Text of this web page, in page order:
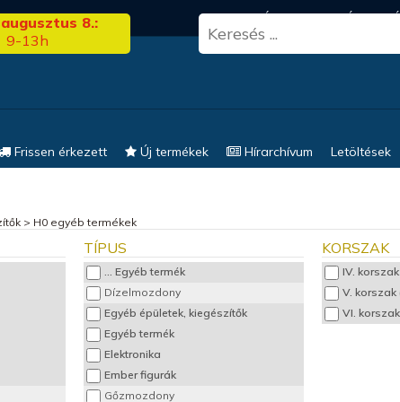
FRISS HÍREK KERESÉS
8.:
9-13h
Frissen érkezett Új termékek Hírarchívum Letöltések
> H0 egyéb termékek
TÍPUS
... Egyéb termék
Dízelmozdony
Egyéb épületek, kiegészítők
Egyéb termék
Elektronika
Ember figurák
Gőzmozdony
KORSZAK
IV.
V. korszak
VI.